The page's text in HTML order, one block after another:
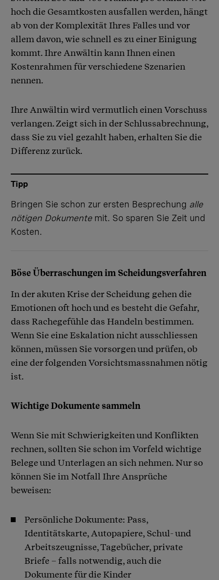
hoch die Gesamtkosten ausfallen werden, hängt
ab von der Komplexität Ihres Falles und vor
allem davon, wie schnell es zu einer Einigung
kommt. Ihre Anwältin kann Ihnen einen
Kostenrahmen für verschiedene Szenarien
nennen.
Ihre Anwältin wird vermutlich einen Vorschuss
verlangen. Zeigt sich in der Schlussabrechnung,
dass Sie zu viel gezahlt haben, erhalten Sie die
Differenz zurück.
Tipp
Bringen Sie schon zur ersten Besprechung alle
nötigen Dokumentemit. So sparen Sie Zeit und
Kosten.
Böse Überraschungen im Scheidungsverfahren
In der akuten Krise der Scheidung gehen die
Emotionen oft hoch und es besteht die Gefahr,
dass Rachegefühle das Handeln bestimmen.
Wenn Sie eine Eskalation nicht ausschliessen
können, müssen Sie vorsorgen und prüfen, ob
eine der folgenden Vorsichtsmassnahmen nötig
ist.
Wichtige Dokumente sammeln
Wenn Sie mit Schwierigkeiten und Konflikten
rechnen, sollten Sie schon im Vorfeld wichtige
Belege und Unterlagen an sich nehmen. Nur so
können Sie im Notfall Ihre Ansprüche
beweisen:
Persönliche Dokumente: Pass,
Identitätskarte, Autopapiere, Schul- und
Arbeitszeugnisse, Tagebücher, private
Briefe – falls notwendig, auch die
Dokumente für die Kinder